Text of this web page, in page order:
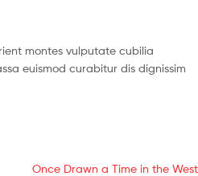
montes vulputate cubilia
euismod curabitur dis dignissim
Once Drawn a Time in the West